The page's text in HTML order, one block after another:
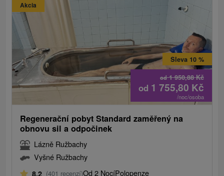
Akcia
od1 950,88Kč
Sleva 10 %
od 1 755,80 Kč
/noc/osoba
Regenerační pobyt Standard zaměřený na
obnovu sil a odpočinek
Lázně Ružbachy
Vyšné Ružbachy
8,2 (401 recenzí)Od 2 NocíPolopenze